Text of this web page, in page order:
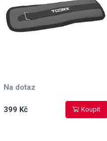
Na dotaz
399 Kč Koupit